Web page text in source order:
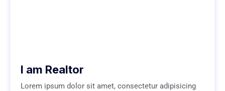
I am Realtor
Lorem ipsum dolor sit amet, consectetur adipisicing